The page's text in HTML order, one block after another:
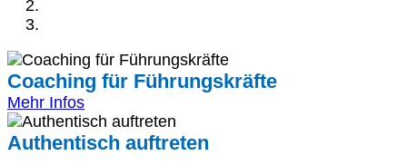
Coaching für Führungskräfte
Mehr Infos
Authentisch auftreten